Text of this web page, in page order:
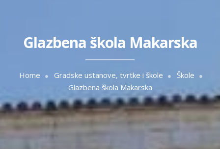
Glazbena škola Makarska
Home Gradske ustanove, tvrtke i škole
Škole
Glazbena škola Makarska